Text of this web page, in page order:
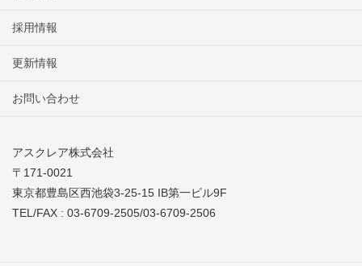
採用情報
更新情報
お問い合わせ
アスクレア株式会社
〒171-0021
東京都豊島区西池袋3-25-15 IB第一ビル9F
TEL/FAX : 03-6709-2505/03-6709-2506